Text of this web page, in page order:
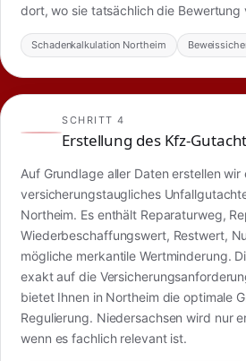
dort, wo sie tatsächlich die Bewertung
Schadenkalkulation Northeim
SCHRITT 4
Erstellung des Kfz-
Auf Grundlage aller Daten erstellen wir
versicherungstaugliches
Northeim. Es enthält Reparaturweg,
Wiederbeschaffungswert, Restwert,
mögliche merkantile Wertminderung.
exakt auf die
bietet Ihnen in Northeim die optimale
Regulierung. Niedersachsen wird nur
wenn es fachlich relevant ist.